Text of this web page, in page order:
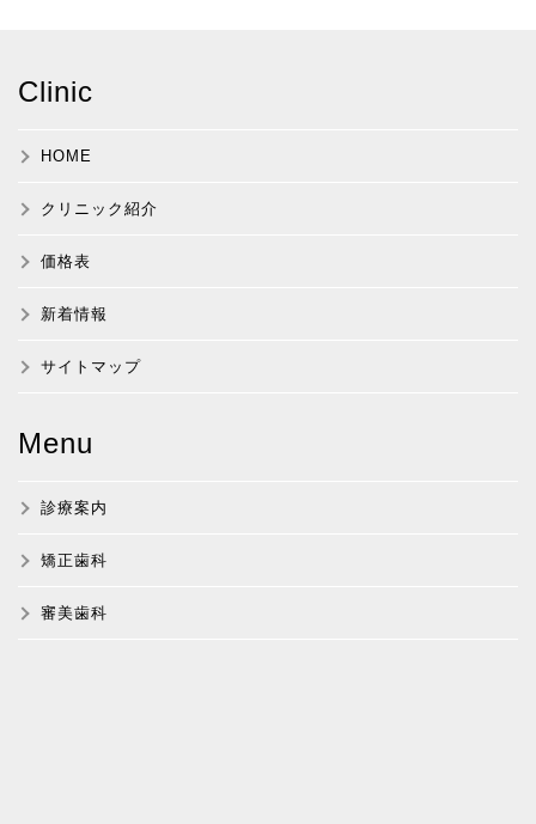
Clinic
HOME
クリニック紹介
価格表
新着情報
サイトマップ
Menu
診療案内
矯正歯科
審美歯科